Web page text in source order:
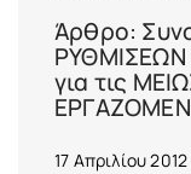
Άρθρο:
ΡΥΘΜΙΣΕΩΝ
για τις
17 Απριλίου 2012